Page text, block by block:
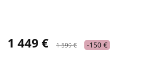
1 449 € 1 599 € -150 €